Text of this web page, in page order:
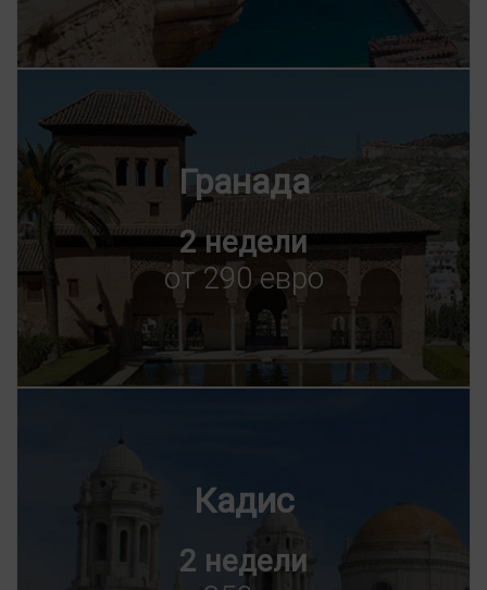
Гранада
2 недели
от 290 евро
Кадис
2 недели